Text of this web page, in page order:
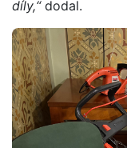
díly,“dodal.